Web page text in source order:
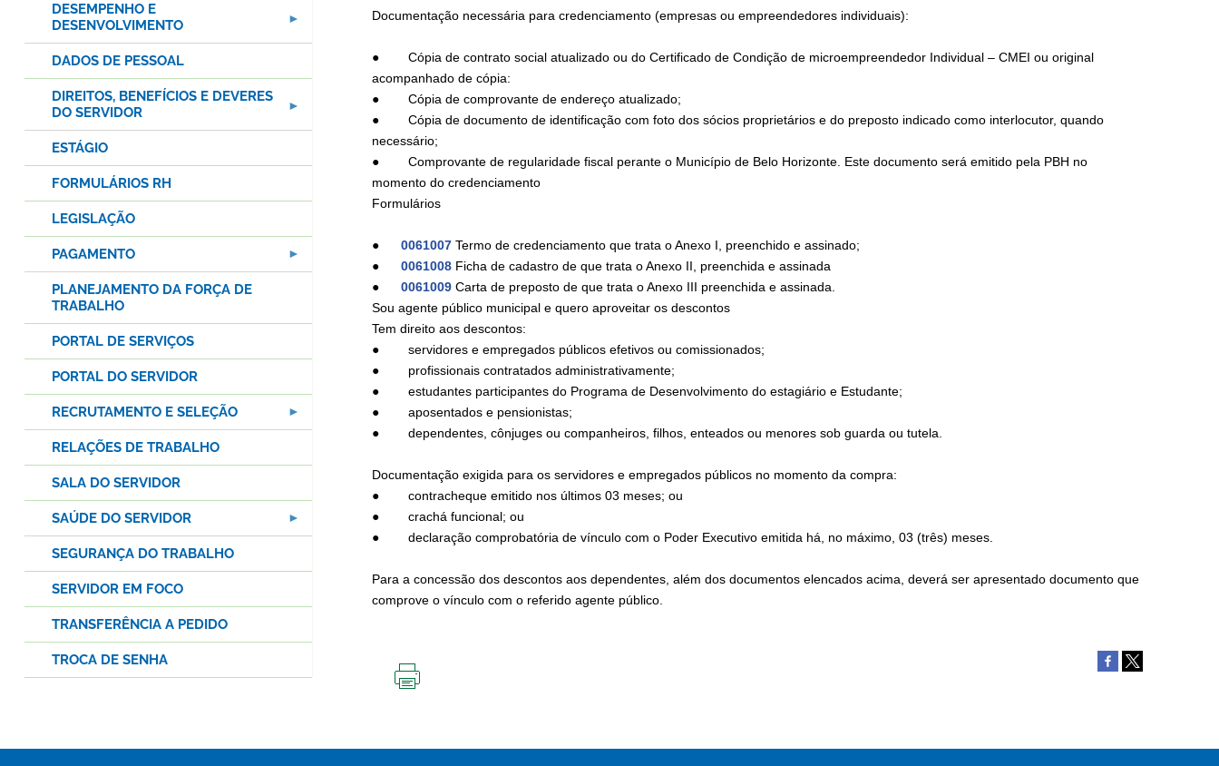
Documentação necessária para credenciamento (empresas ou empreendedores individuais):
● Cópia de contrato social atualizado ou do Certificado de Condição de microempreendedor Individual – CMEI ou original
acompanhado de cópia:
● Cópia de comprovante de endereço atualizado;
● Cópia de documento de identificação com foto dos sócios proprietários e do preposto indicado como interlocutor, quando
necessário;
● Comprovante de regularidade fiscal perante o Município de Belo Horizonte. Este documento será emitido pela PBH no
momento do credenciamento
Formulários
● 0061007 Termo de credenciamento que trata o Anexo I, preenchido e assinado;
●
0061008Ficha de cadastro de que trata o Anexo II, preenchida e assinada
● 0061009 Carta de preposto de que trata o Anexo III preenchida e assinada.
Sou agente público municipal e quero aproveitar os descontos
Tem direito aos descontos:
● servidores e empregados públicos efetivos ou comissionados;
● profissionais contratados administrativamente;
● estudantes participantes do Programa de Desenvolvimento do estagiário e Estudante;
● aposentados e pensionistas;
● dependentes, cônjuges ou companheiros, filhos, enteados ou menores sob guarda ou tutela.
Documentação exigida para os servidores e empregados públicos no momento da compra:
● contracheque emitido nos últimos 03 meses; ou
● crachá funcional; ou
● declaração comprobatória de vínculo com o Poder Executivo emitida há, no máximo, 03 (três) meses.
Para a concessão dos descontos aos dependentes, além dos documentos elencados acima, deverá ser apresentado documento que
comprove o vínculo com o referido agente público.
DESEMPENHO E
DESENVOLVIMENTO
DADOS DE PESSOAL
DIREITOS, BENEFÍCIOS E DEVERES
DO SERVIDOR
ESTÁGIO
FORMULÁRIOS RH
LEGISLAÇÃO
PAGAMENTO
PLANEJAMENTO DA FORÇA DE
TRABALHO
PORTAL DE SERVIÇOS
PORTAL DO SERVIDOR
RECRUTAMENTO E SELEÇÃO
RELAÇÕES DE TRABALHO
SALA DO SERVIDOR
SAÚDE DO SERVIDOR
SEGURANÇA DO TRABALHO
SERVIDOR EM FOCO
TRANSFERÊNCIA A PEDIDO
TROCA DE SENHA